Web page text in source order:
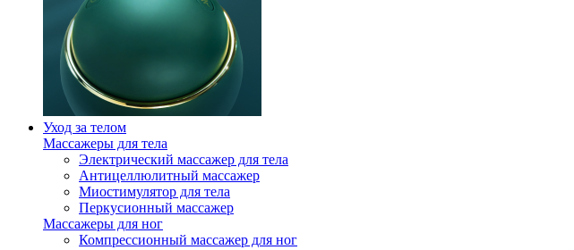
Уход за телом
Массажеры для тела
Электрический массажер для тела
Антицеллюлитный массажер
Миостимулятор для тела
Перкусионный массажер
Массажеры для ног
Компрессионный массажер для ног